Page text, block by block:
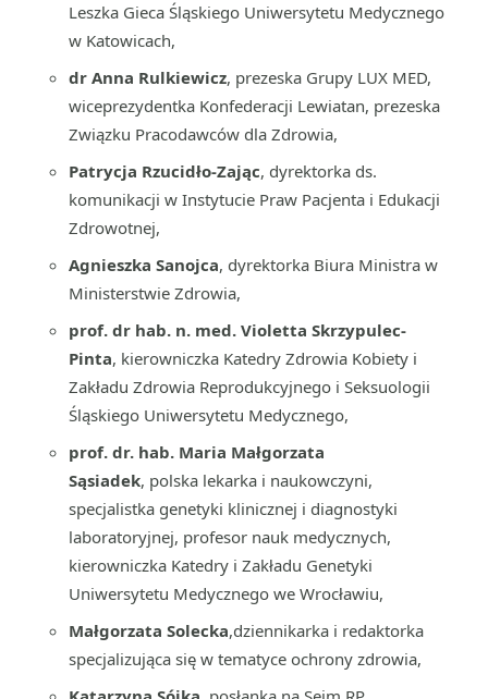
Leszka Gieca Śląskiego Uniwersytetu Medycznego
w Katowicach,
dr Anna Rulkiewicz, prezeska Grupy LUX MED,
wiceprezydentka Konfederacji Lewiatan, prezeska
Związku Pracodawców dla Zdrowia,
Patrycja Rzucidło-Zając, dyrektorka ds.
komunikacji w Instytucie Praw Pacjenta i Edukacji
Zdrowotnej,
Agnieszka Sanojca, dyrektorka Biura Ministra w
Ministerstwie Zdrowia,
prof. dr hab. n. med. Violetta Skrzypulec-
Pinta, kierowniczka Katedry Zdrowia Kobiety i
Zakładu Zdrowia Reprodukcyjnego i Seksuologii
Śląskiego Uniwersytetu Medycznego,
prof. dr. hab. Maria Małgorzata
Sąsiadek, polska lekarka i naukowczyni,
specjalistka genetyki klinicznej i diagnostyki
laboratoryjnej, profesor nauk medycznych,
kierowniczka Katedry i Zakładu Genetyki
Uniwersytetu Medycznego we Wrocławiu,
Małgorzata Solecka,dziennikarka i redaktorka
specjalizująca się w tematyce ochrony zdrowia,